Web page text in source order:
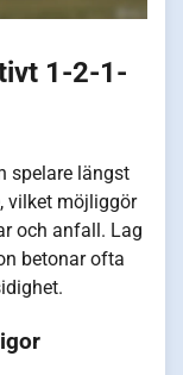
1-2-1-
spelare längst
vilket möjliggör
och anfall. Lag
betonar ofta